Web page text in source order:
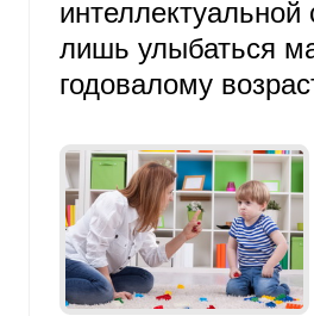
лишь улыбаться
годовалому